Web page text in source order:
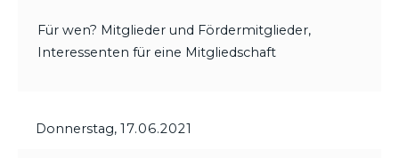
Für wen? Mitglieder und Fördermitglieder,
Interessenten für eine Mitgliedschaft
Donnerstag, 17.06.2021